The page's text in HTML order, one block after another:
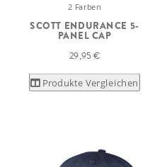
2 Farben
SCOTT ENDURANCE 5-
PANEL CAP
29,95 €
Produkte Vergleichen